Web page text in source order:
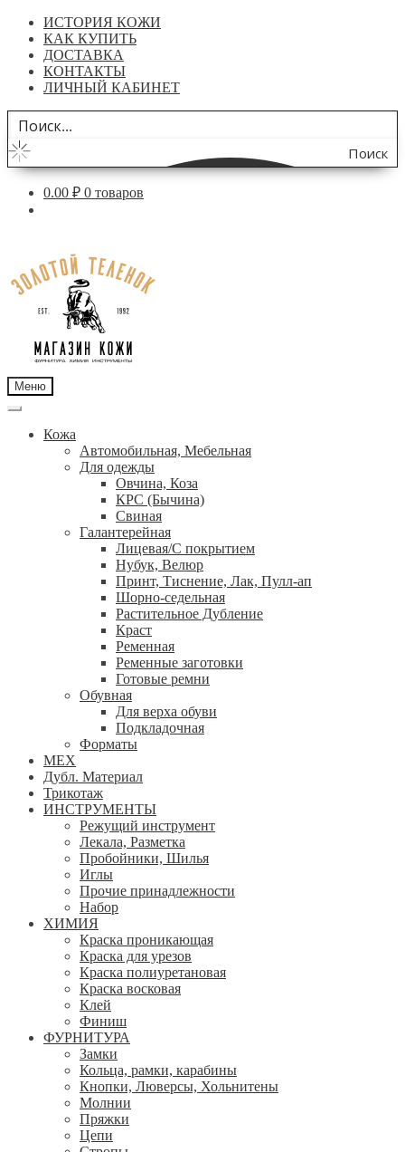
ИСТОРИЯ КОЖИ
КАК КУПИТЬ
ДОСТАВКА
КОНТАКТЫ
ЛИЧНЫЙ КАБИНЕТ
Поиск
по
0.00 ₽ 0 товаров
навигации
содержимому
Меню
Кожа
Автомобильная, Мебельная
Для одежды
Овчина, Коза
КРС (Бычина)
Свиная
Галантерейная
Лицевая/С покрытием
Нубук, Велюр
Принт, Тиснение, Лак, Пулл-ап
Шорно-седельная
Растительное Дубление
Краст
Ременная
Ременные заготовки
Готовые ремни
Обувная
Для верха обуви
Подкладочная
Форматы
МЕХ
Дубл. Материал
Трикотаж
ИНСТРУМЕНТЫ
Режущий инструмент
Лекала, Разметка
Пробойники, Шилья
Иглы
Прочие принадлежности
Набор
ХИМИЯ
Краска проникающая
Краска для урезов
Краска полиуретановая
Краска восковая
Клей
Финиш
ФУРНИТУРА
Замки
Кольца, рамки, карабины
Кнопки, Люверсы, Хольнитены
Молнии
Пряжки
Цепи